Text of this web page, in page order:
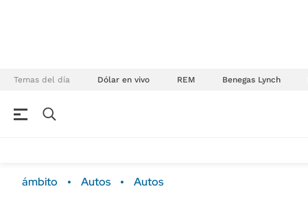
Temas del día Dólar en vivo REM Benegas Lynch
ámbito Autos Autos